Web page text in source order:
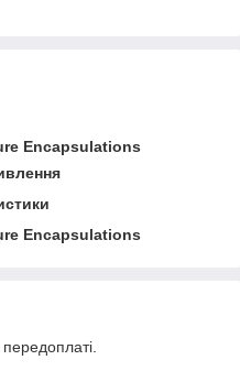
Encapsulations
Encapsulations